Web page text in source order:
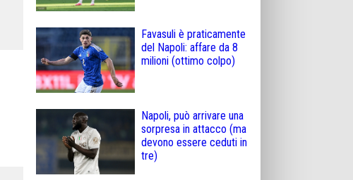
Favasuli è praticamente
del Napoli: affare da 8
milioni (ottimo colpo)
Napoli, può arrivare una
sorpresa in attacco (ma
devono essere ceduti in
tre)